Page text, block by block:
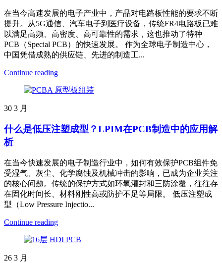
在当今高速发展的电子产业中，产品对电路板性能的要求不断
提升。从5G通信、汽车电子到医疗设备，传统FR4电路板已难
以满足高频、高密度、高可靠性的需求，这也推动了特种
PCB（Special PCB）的快速发展。 作为全球电子制造中心，
中国凭借成熟的供应链、先进的制造工...
Continue reading
30 3 月
什么是低压注塑成型？LPIM在PCB制造中的应用解
析
在当今快速发展的电子制造行业中，如何有效保护PCB组件免
受湿气、灰尘、化学腐蚀及机械冲击的影响，已成为企业关注
的核心问题。传统的保护方式如环氧灌封和三防涂覆，往往存
在固化时间长、材料刚性高或防护不足等局限。 低压注塑成
型（Low Pressure Injectio...
Continue reading
26 3 月